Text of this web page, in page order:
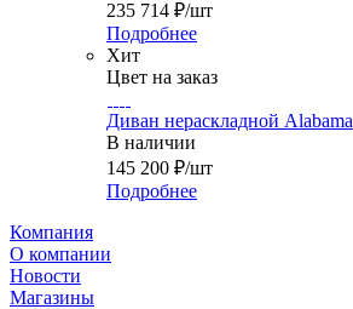
235 714 ₽/шт
Подробнее
Хит
Цвет на заказ
Диван нераскладной Alabama
В наличии
145 200 ₽/шт
Подробнее
Компания
О компании
Новости
Магазины